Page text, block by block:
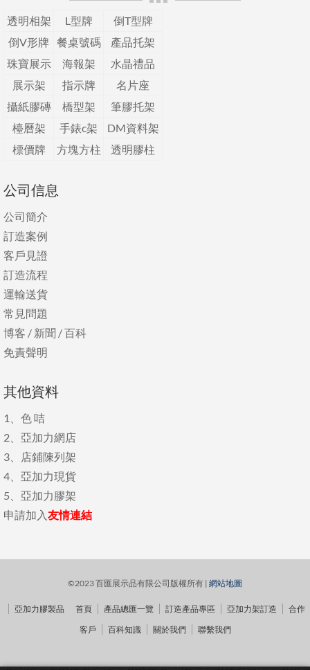
透明相架 L型牌
倒T型牌
倒V形牌
餐桌號碼
產品托架
珠寶展示
海報架
水晶禮品
展示架
指示牌
名片座
攝紙膠磚
橋型架
筆膠托架
檯曆架
手錶c架
DM資料架
標價牌
方塊方柱 透明膠柱
公司信息
公司簡介
訂造案例
客戶見證
訂造流程
運輸送貨
常見問題
博客 / 新聞 /百科
免責聲明
其他資料
1、 色 咭
2、 亞加力網店
3、
店鋪陳列架
4、 亞加力現貨
5、 亞加力膠架
申請加入友情連結
©2023 百匯展示品有限公司版權所有 | 網站地圖
亞加力膠製品 首頁 產品總匯一覽 訂造產品專區 亞加力架訂造
合作
客戶
百科知識 關於我們 聯繫我們